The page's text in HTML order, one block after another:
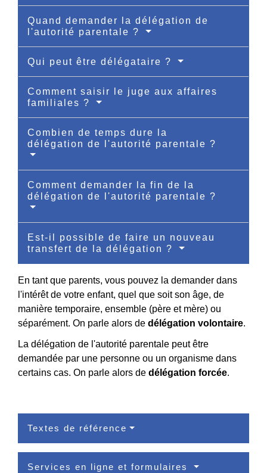
Quand demander la délégation de
l'autorité parentale ?
Qui peut être délégataire ?
Comment saisir le juge aux affaires
familiales ?
Combien de temps dure la
délégation de l'autorité parentale ?
Comment demander la fin de la
délégation de l'autorité parentale ?
Est-il possible de faire un nouveau
transfert de la délégation ?
En tant que parents, vous pouvez la demander dans
l'intérêt de votre enfant, quel que soit son âge, de
manière temporaire, ensemble (père et mère) ou
séparément. On parle alors de délégation volontaire.
La délégation de l'autorité parentale peut être
demandée par une personne ou un organisme dans
certains cas. On parle alors de délégation forcée.
Textes de référence
Services en ligne et formulaires